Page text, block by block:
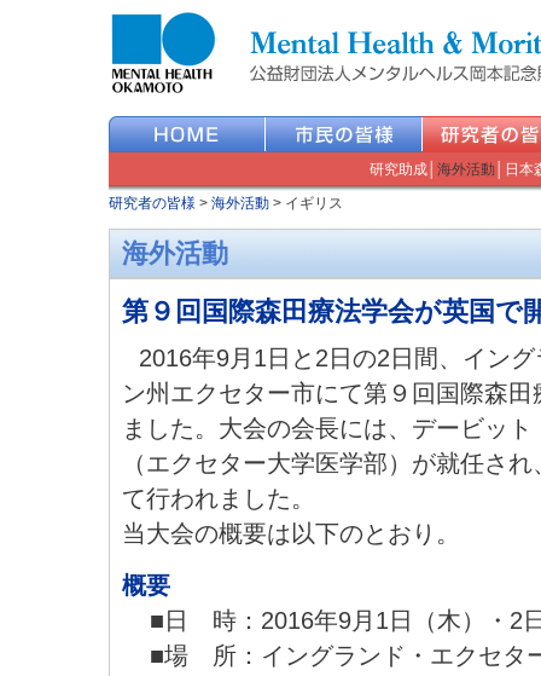
研究助成 海外活動
日本
研究者の皆様 > 海外活動 > イギリス
海外活動
第９回国際森田療法学会が英国で
2016年9月1日と2日の2日間、イン
ン州エクセター市にて第９回国際森
ました。大会の会長には、デービッ
（エクセター大学医学部）が就任さ
て行われました。
当大会の概要は以下のとおり。
概要
■日 時：2016年9月1日（木）・2
■場 所：イングランド・エクセタ